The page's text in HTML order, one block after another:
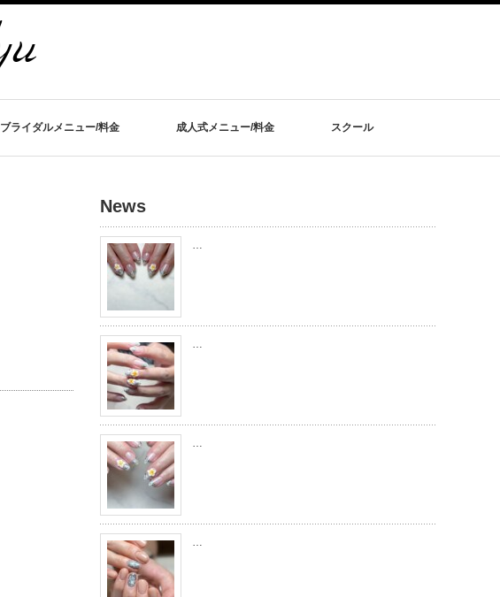
ブライダルメニュー/料金 成人式メニュー/料金 スクール
News
…
…
…
…